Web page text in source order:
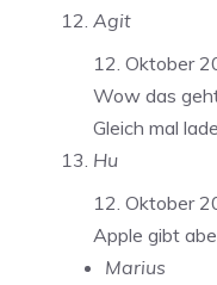
Agit
12. Oktober
Wow das
Gleich mal
Hu
12. Oktober
Apple gibt
Marius